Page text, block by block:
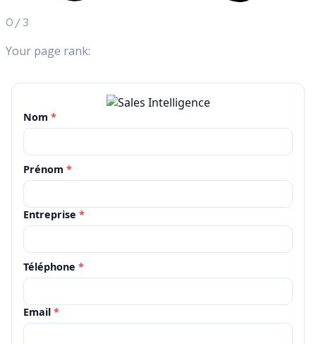
0/3
Your page rank:
Nom *
Prénom *
Entreprise *
Téléphone *
Email *